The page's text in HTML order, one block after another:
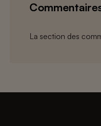
La section des